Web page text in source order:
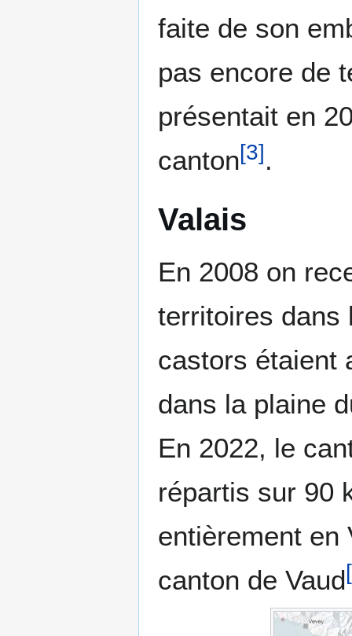
faite de son
pas encore de
présentait en
canton[3].
Valais
En 2008 on
territoires dans
castors étaient
dans la plaine
En 2022, le
répartis sur 90
entièrement en
canton de Vaud[